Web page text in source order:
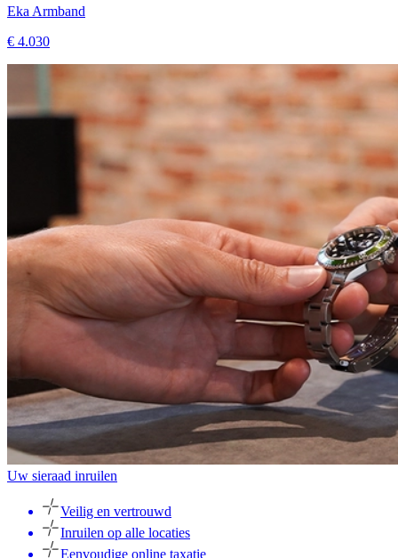
Eka Armband
€ 4.030
Uw sieraad inruilen
Veilig en vertrouwd
Inruilen op alle locaties
Eenvoudige online taxatie